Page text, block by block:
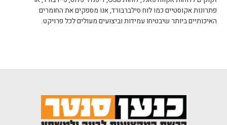
פתרונות אקוסטיים כמו לוח סילברבורד, אנו מספקים את החומרים
האיכותיים ביותר שיבטיחו עמידות וביצועים מעולים לכל פרויקט.